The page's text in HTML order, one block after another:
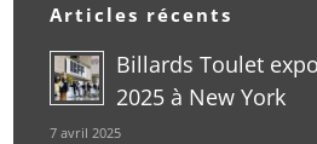
Articles récents
Billards Toulet
2025 à New York
7 avril 2025